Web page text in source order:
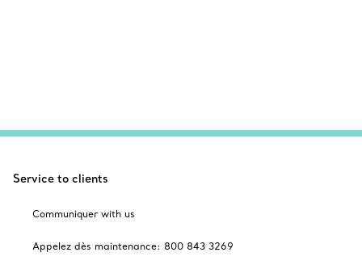
Service to clients
Communiquer with us
Appelez dès maintenance: 800 843 3269